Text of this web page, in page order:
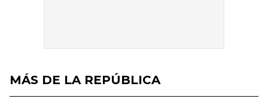
MÁS DE LA REPÚBLICA